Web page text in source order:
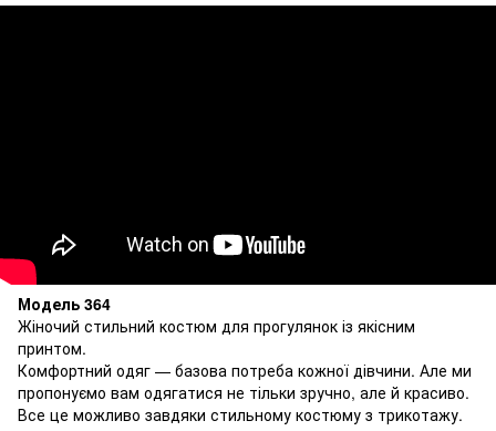
Модель 364
Жіночий стильний костюм для прогулянок із якісним
принтом.
Комфортний одяг — базова потреба кожної дівчини. Але ми
пропонуємо вам одягатися не тільки зручно, але й красиво.
Все це можливо завдяки стильному костюму з трикотажу.